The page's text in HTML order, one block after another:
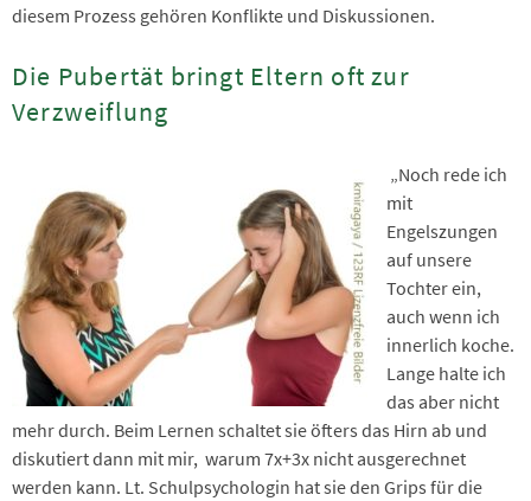
diesem Prozess gehören Konflikte und Diskussionen.
Die Pubertät bringt Eltern oft zur
Verzweiflung
„Noch rede ich
mit
Engelszungen
auf unsere
Tochter ein,
auch wenn ich
innerlich koche.
Lange halte ich
das aber nicht
mehr durch. Beim Lernen schaltet sie öfters das Hirn ab und
diskutiert dann mit mir, warum 7x+3x nicht ausgerechnet
werden kann. Lt. Schulpsychologin hat sie den Grips für die